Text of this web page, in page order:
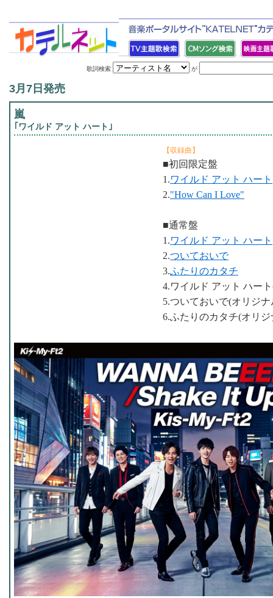
歌詞検索 が
3月7日発売
嵐
｢ワイルド アット ハート｣
【収録曲】
■初回限定盤
1.ワイルド アット ハート
2."How Can I Love"
■通常盤
1.ワイルド アット ハート
2.ついておいで
3.ふたりのカタチ
4.ワイルド アット ハー
5.ついておいで(オリジ
6.ふたりのカタチ(オリ